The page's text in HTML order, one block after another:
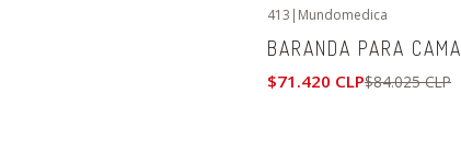
Exhausted
413 | Mundomedica
BARANDA PARA CAMA
$71.420 CLP$84.025 CLP